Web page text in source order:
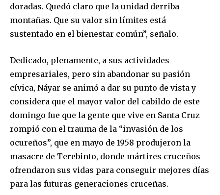
doradas. Quedó claro que la unidad derriba
montañas. Que su valor sin límites está
sustentado en el bienestar común”, señalo.
Dedicado, plenamente, a sus actividades
empresariales, pero sin abandonar su pasión
cívica, Náyar se animó a dar su punto de vista y
considera que el mayor valor del cabildo de este
domingo fue que la gente que vive en Santa Cruz
rompió con el trauma de la “invasión de los
ocureños”, que en mayo de 1958 produjeron la
masacre de Terebinto, donde mártires cruceños
ofrendaron sus vidas para conseguir mejores días
para las futuras generaciones cruceñas.